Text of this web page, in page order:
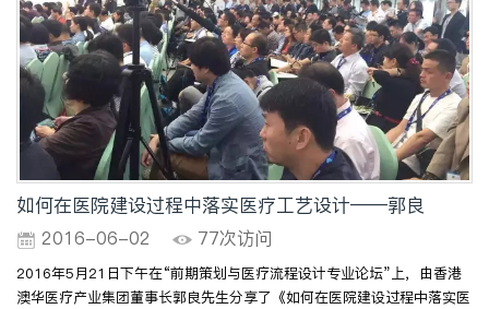
如何在医院建设过程中落实医疗工艺设计——郭良
2016-06-02 77次访问
2016年5月21日下午在“前期策划与医疗流程设计专业论坛”上，由香港
澳华医疗产业集团董事长郭良先生分享了《如何在医院建设过程中落实医